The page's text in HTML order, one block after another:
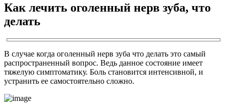
Как лечить оголенный нерв зуба, что
делать
В случае когда оголенный нерв зуба что делать это самый
распространенный вопрос. Ведь данное состояние имеет
тяжелую симптоматику. Боль становится интенсивной, и
устранить ее самостоятельно сложно.